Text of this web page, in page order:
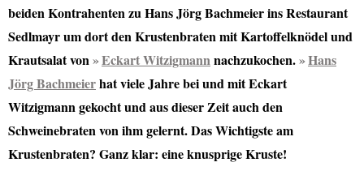
beiden Kontrahenten zu Hans Jörg Bachmeier ins Restaurant
Sedlmayr um dort den Krustenbraten mit Kartoffelknödel und
Krautsalat von
Eckart Witzigmannnachzukochen.
Hans
Jörg Bachmeierhat viele Jahre bei und mit Eckart
Witzigmann gekocht und aus dieser Zeit auch den
Schweinebraten von ihm gelernt. Das Wichtigste am
Krustenbraten? Ganz klar: eine knusprige Kruste!